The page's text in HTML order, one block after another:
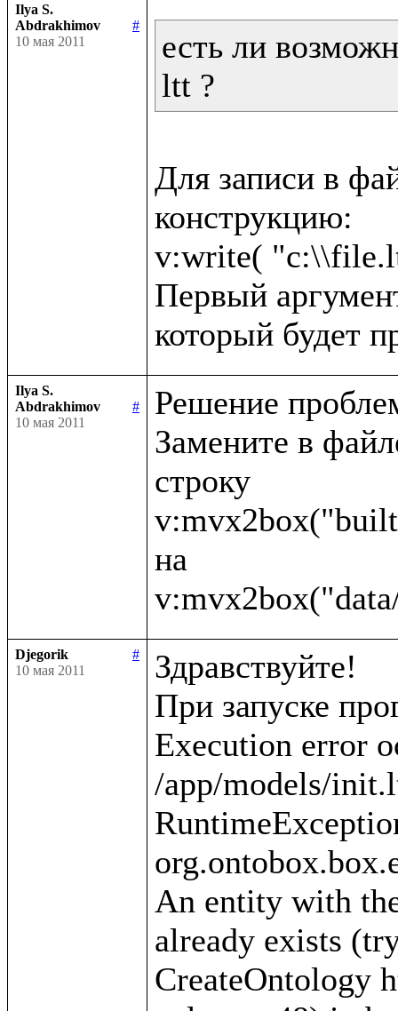
Ilya S.
Abdrakhimov
#
10 мая 2011
есть ли
ltt ?
Для записи в
конструкцию:
v:write(
Первый
Ilya S.
Abdrakhimov
#
10 мая 2011
Решение
Замените в
строку
на
Djegorik
#
10 мая 2011
Здравствуйте!
При запуске
Execution error
/app/models/
An entity with
already exists
CreateOntology